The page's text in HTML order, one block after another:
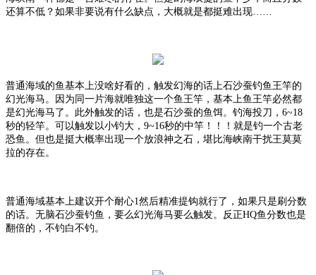
还算不低？如果非要说有什么缺点，大概就是都挺难出现
普通海域的鱼基本上没啥好看的，触发幻海的话上石沙蚕钓鱼王竿的
幻光海马。因为同一片海就唯独这一个鱼王竿，基本上鱼王竿必然都
是幻光海马了。此外触发的话，也是石沙蚕的鱼饵。钓海投刀， 6~18
秒的轻竿。可以触发以小钓大，9~16秒的中竿！！！就是钓一个古老
恐鱼。但也是挺大概率出现一个放浪神之石，堪比海峡南干扰王莫莫
拉的存在。
普通海域基本上建议开个耐心1然后精准提钩就行了，如果只是刷分数
的话。无脑石沙蚕钓鱼，要么幻光海马要么触发。反正HQ鱼分数也是
翻倍的，不钓白不钓。